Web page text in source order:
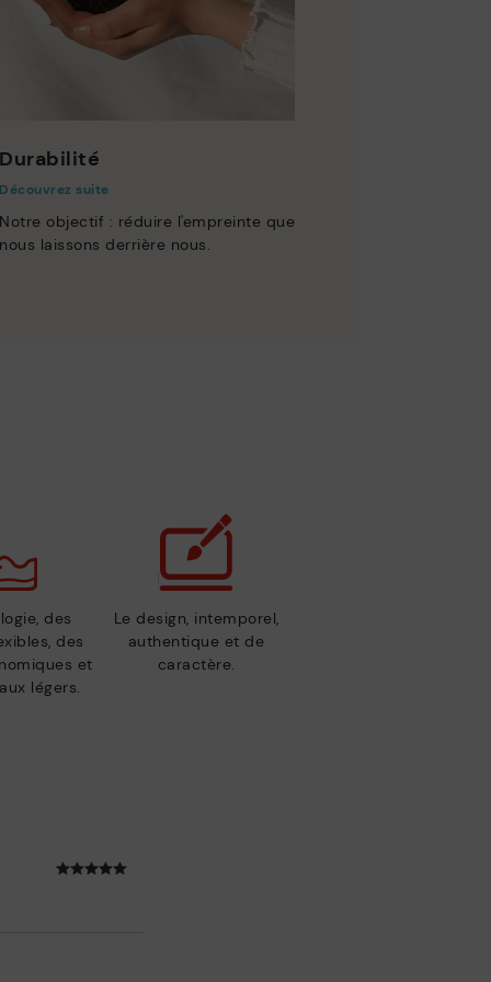
Durabilité
Découvrez suite
Notre objectif : réduire l'empreinte que
nous laissons derrière nous.
des
des
et
légers.
Le design, intemporel,
authentique et de
caractère.